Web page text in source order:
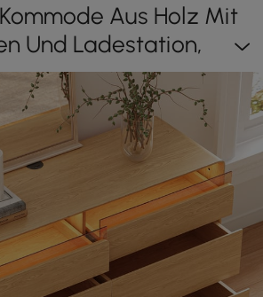
Aus Holz Mit
Und Ladestation,